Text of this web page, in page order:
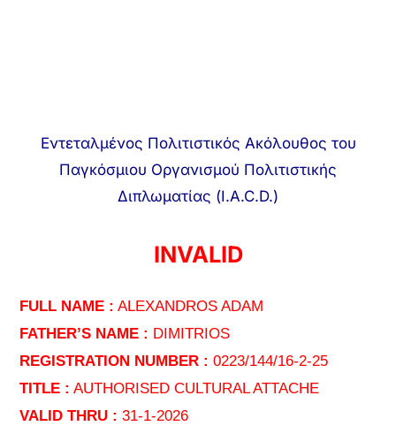
Εντεταλμένος Πολιτιστικός Ακόλουθος του
Παγκόσμιου Οργανισμού Πολιτιστικής
Διπλωματίας (I.A.C.D.)
INVALID
FULL NAME : ALEXANDROS ADAM
FATHER’S NAME : DIMITRIOS
REGISTRATION NUMBER : 0223/144/16-2-25
TITLE : AUTHORISED CULTURAL ATTACHE
VALID THRU : 31-1-2026